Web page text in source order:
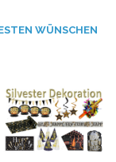
WÜNSCHEN